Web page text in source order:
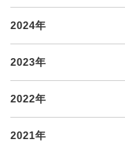
2024年
2023年
2022年
2021年